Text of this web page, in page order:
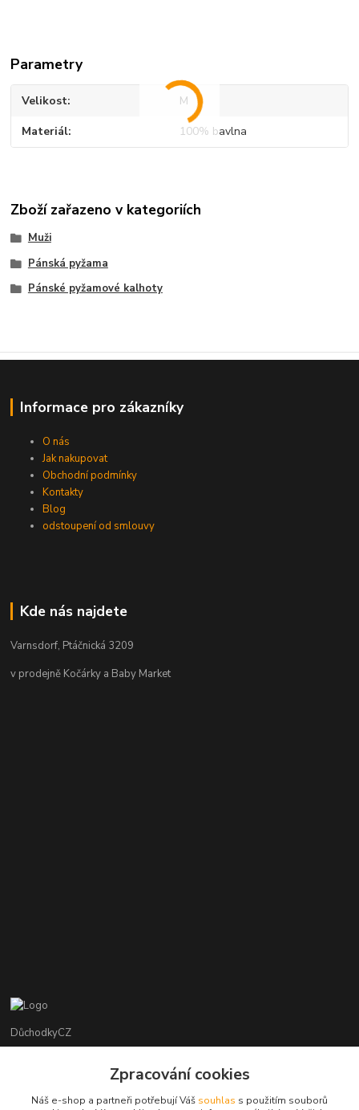
Parametry
Velikost M
Materiál 100% bavlna
Zboží zařazeno v kategoriích
Muži
Pánská pyžama
Pánské pyžamové kalhoty
Informace pro zákazníky
O nás
Jak nakupovat
Obchodní podmínky
Kontakty
Blog
odstoupení od smlouvy
Kde nás najdete
Varnsdorf, Ptáčnická 3209
v prodejně Kočárky a Baby Market
DůchodkyCZ
+420 412384749
Zpracování cookies
Náš e-shop a partneři potřebují Váš souhlas s použitím souborů